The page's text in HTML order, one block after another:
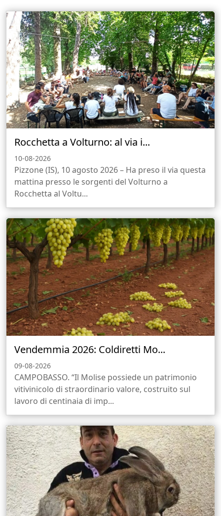
Rocchetta a Volturno: al via i...
10-08-2026
Pizzone (IS), 10 agosto 2026 – Ha preso il via questa
mattina presso le sorgenti del Volturno a
Rocchetta al Voltu...
Vendemmia 2026: Coldiretti Mo...
09-08-2026
CAMPOBASSO. “Il Molise possiede un patrimonio
vitivinicolo di straordinario valore, costruito sul
lavoro di centinaia di imp...